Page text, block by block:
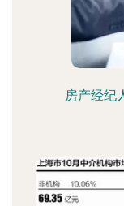
房产经纪